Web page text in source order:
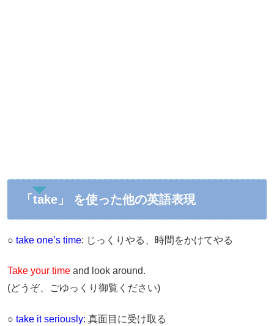
「take」 を使った他の英語表現
○ take one’s time: じっくりやる、時間をかけてやる
Take your time and look around.
(どうぞ、ごゆっくり御覧ください)
○ take it seriously: 真面目に受け取る